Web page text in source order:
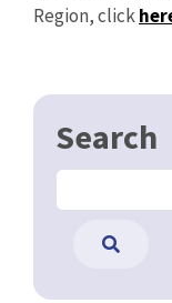
Region, click
Search